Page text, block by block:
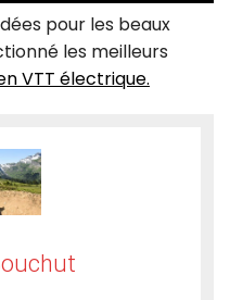
pour les beaux
les meilleurs
VTT électrique.